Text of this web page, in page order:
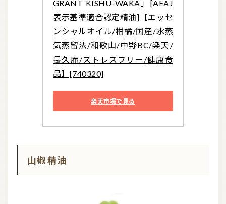
GRANT KISHU-WAKA」[AEAJ
表示基準適合認定精油]【エッセ
ンシャルオイル/柑橘/国産/水蒸
気蒸留法/和歌山/中野BC/楽天/
長久庵/ストレスフリー/健康食
品】[740320]
楽天市場で見る
山椒 精油